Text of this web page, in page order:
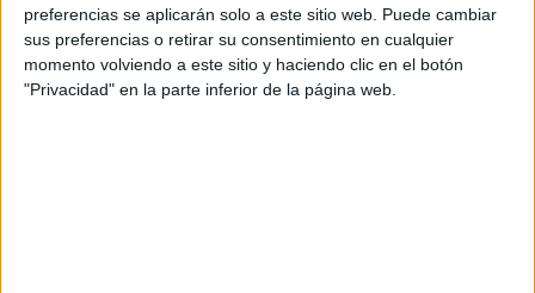
preferencias se aplicarán solo a este sitio web. Puede cambiar
sus preferencias o retirar su consentimiento en cualquier
momento volviendo a este sitio y haciendo clic en el botón
"Privacidad" en la parte inferior de la página web.
El ser humano corre el riesgo de ser reducido a un mero
engranaje de un mecanismo que lo trata como un simple
bien de consumo para ser utilizado, de modo que –